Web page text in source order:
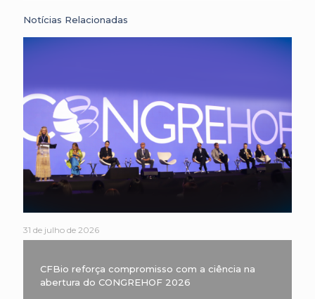
Notícias Relacionadas
31 de julho de 2026
CFBio reforça compromisso com a ciência na
abertura do CONGREHOF 2026